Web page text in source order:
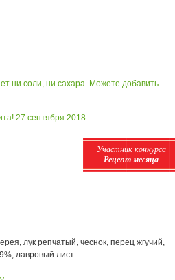
ни соли, ни сахара. Можете добавить
27 сентября 2018
Участник конкурса
Рецепт месяца
лук репчатый, чеснок, перец жгучий,
лавровый лист